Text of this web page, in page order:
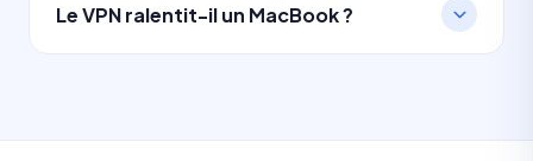
Le VPN ralentit-il un MacBook ?